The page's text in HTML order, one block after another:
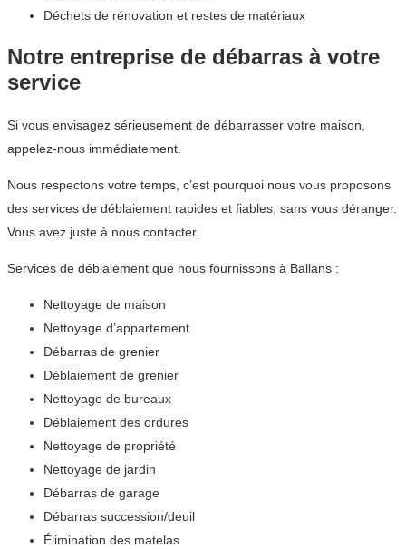
Déchets de rénovation et restes de matériaux
Notre entreprise de débarras à votre
service
Si vous envisagez sérieusement de débarrasser votre maison,
appelez-nous immédiatement.
Nous respectons votre temps, c’est pourquoi nous vous proposons
des services de déblaiement rapides et fiables, sans vous déranger.
Vous avez juste à nous contacter.
Services de déblaiement que nous fournissons à Ballans :
Nettoyage de maison
Nettoyage d’appartement
Débarras de grenier
Déblaiement de grenier
Nettoyage de bureaux
Déblaiement des ordures
Nettoyage de propriété
Nettoyage de jardin
Débarras de garage
Débarras succession/deuil
Élimination des matelas